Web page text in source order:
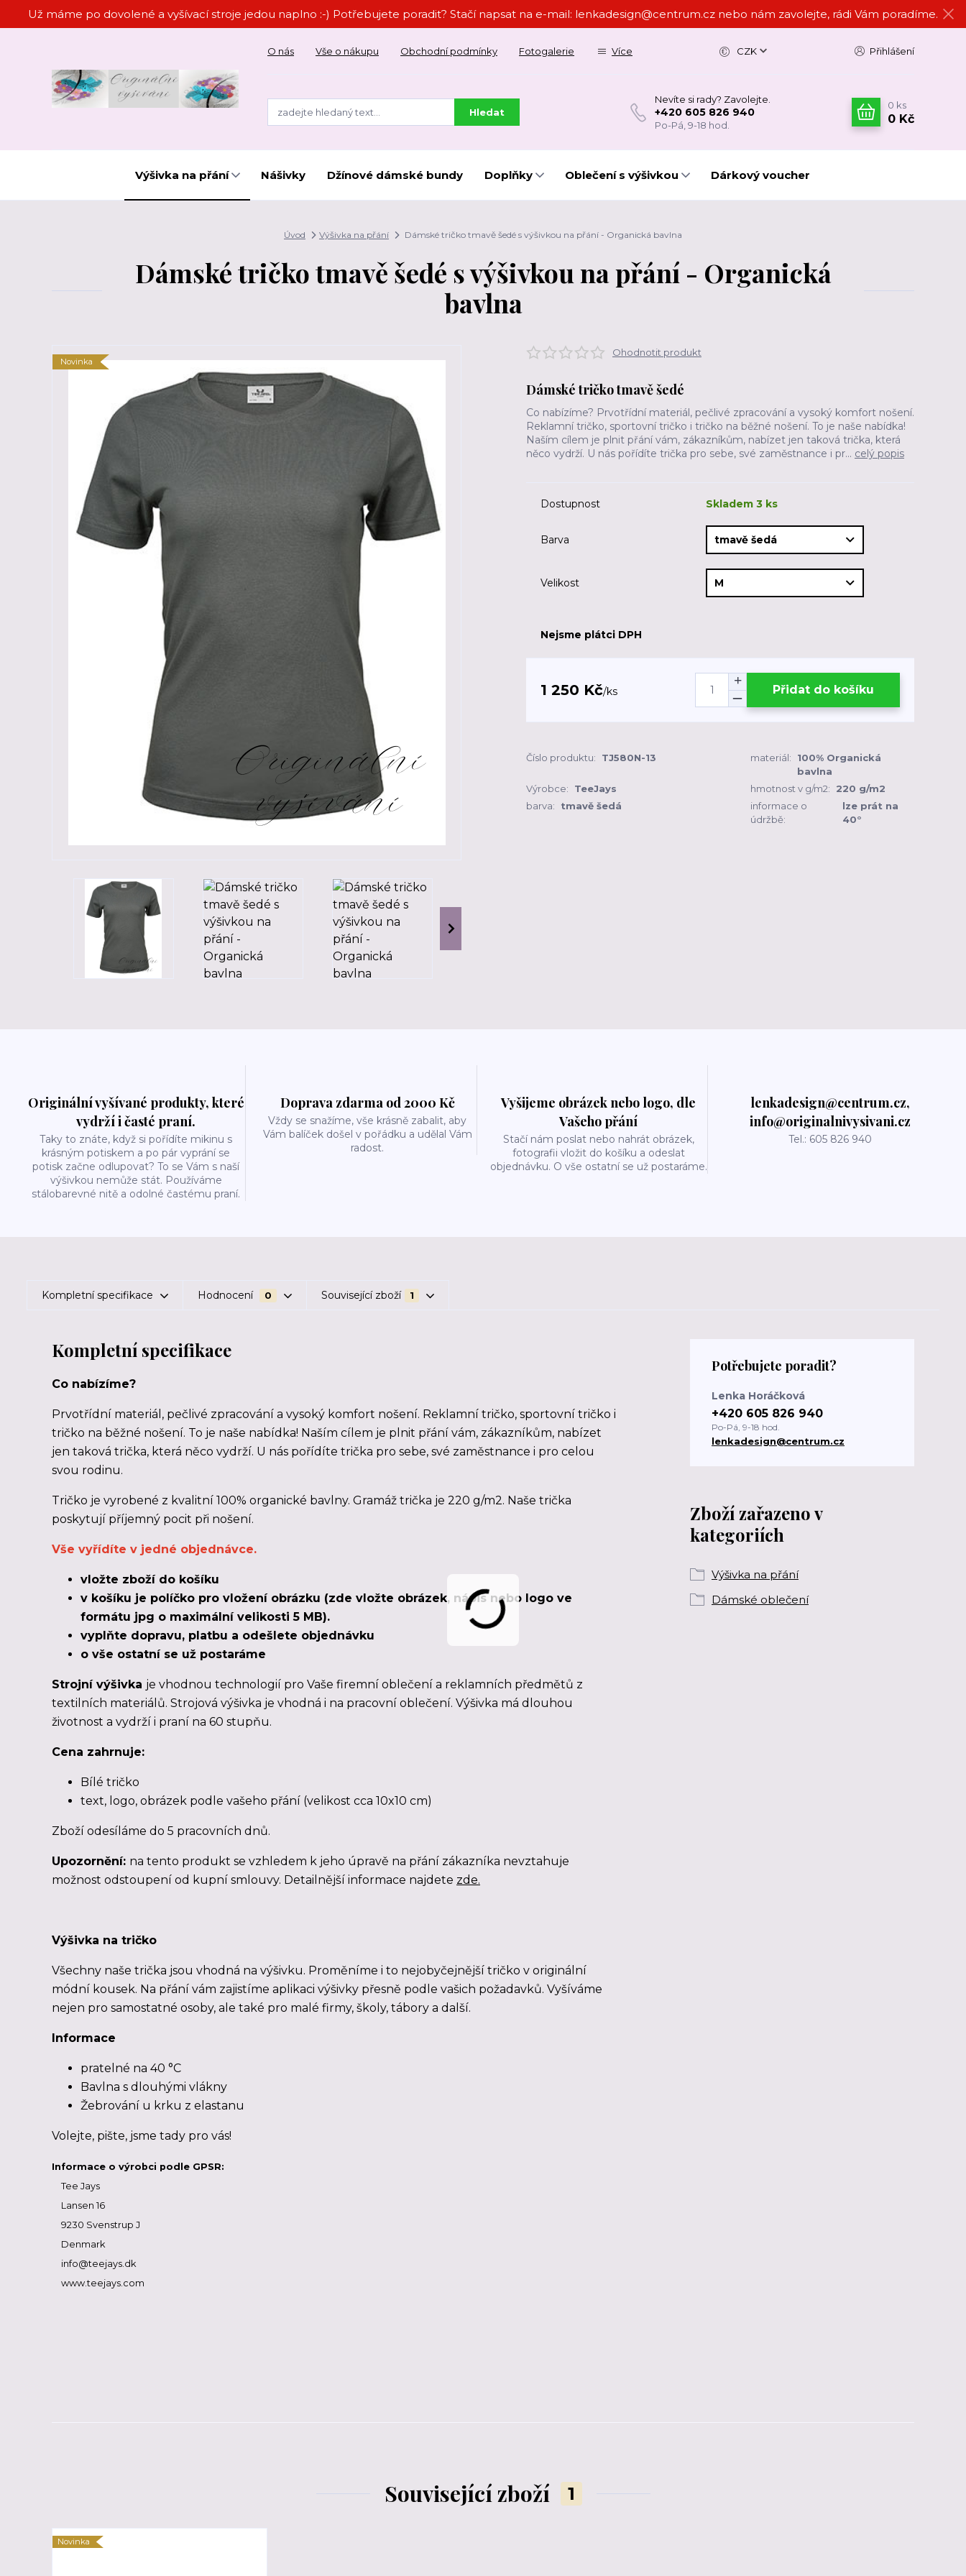
Už máme po dovolené a vyšívací stroje jedou naplno :-) Potřebujete poradit? Stačí napsat na e-mail: lenkadesign@centrum.cz nebo nám zavolejte, rádi Vám poradíme.
O nás Vše o nákupu Obchodní podmínky Fotogalerie Více CZK Přihlášení
Hledat
Nevíte si rady? Zavolejte.
+420 605 826 940
Po-Pá, 9-18 hod.
0 ks
0 Kč
Výšivka na přání Nášivky Džínové dámské bundy Doplňky Oblečení s výšivkou Dárkový voucher
Úvod Výšivka na přání Dámské tričko tmavě šedé s výšivkou na přání - Organická bavlna
Dámské tričko tmavě šedé s výšivkou na přání - Organická
bavlna
Novinka
Ohodnotit produkt
Dámské tričko tmavě šedé
Co nabízíme? Prvotřídní materiál, pečlivé zpracování a vysoký komfort nošení.
Reklamní tričko, sportovní tričko i tričko na běžné nošení. To je naše nabídka!
Naším cílem je plnit přání vám, zákazníkům, nabízet jen taková trička, která
něco vydrží. U nás pořídíte trička pro sebe, své zaměstnance i pr... celý popis
Dostupnost Skladem 3 ks
Barva
Velikost
Nejsme plátci DPH
1 250 Kč/ks Přidat do košíku
Číslo produktu: TJ580N-13 materiál:
100% Organická
bavlna
Výrobce:
TeeJays hmotnost v g/m2:
220 g/m2
barva:
tmavě šedá
informace o
údržbě:
lze prát na
40°
Originální vyšívané produkty, které
vydrží i časté praní.
Taky to znáte, když si pořídíte mikinu s
krásným potiskem a po pár vyprání se
potisk začne odlupovat? To se Vám s naší
výšivkou nemůže stát. Používáme
stálobarevné nitě a odolné častému praní.
Doprava zdarma od 2000 Kč
Vždy se snažíme, vše krásně zabalit, aby
Vám balíček došel v pořádku a udělal Vám
radost.
Vyšijeme obrázek nebo logo, dle
Vašeho přání
Stačí nám poslat nebo nahrát obrázek,
fotografii vložit do košíku a odeslat
objednávku. O vše ostatní se už postaráme.
lenkadesign@centrum.cz,
info@originalnivysivani.cz
Tel.: 605 826 940
Kompletní specifikace Hodnocení 0 Související zboží 1
Kompletní specifikace
Co nabízíme?
Prvotřídní materiál, pečlivé zpracování a vysoký komfort nošení. Reklamní tričko, sportovní tričko i
tričko na běžné nošení. To je naše nabídka! Naším cílem je plnit přání vám, zákazníkům, nabízet
jen taková trička, která něco vydrží. U nás pořídíte trička pro sebe, své zaměstnance i pro celou
svou rodinu.
Tričko je vyrobené z kvalitní 100% organické bavlny. Gramáž trička je 220 g/m2. Naše trička
poskytují příjemný pocit při nošení.
Vše vyřídíte v jedné objednávce.
vložte zboží do košíku
v košíku je políčko pro vložení obrázku (zde vložte obrázek, nápis nebo logo ve
formátu jpg o maximální velikosti 5 MB).
vyplňte dopravu, platbu a odešlete objednávku
o vše ostatní se už postaráme
Strojní výšivka je vhodnou technologií pro Vaše firemní oblečení a reklamních předmětů z
textilních materiálů. Strojová výšivka je vhodná i na pracovní oblečení. Výšivka má dlouhou
životnost a vydrží i praní na 60 stupňu.
Cena zahrnuje:
Bílé tričko
text, logo, obrázek podle vašeho přání (velikost cca 10x10 cm)
Zboží odesíláme do 5 pracovních dnů.
Upozornění: na tento produkt se vzhledem k jeho úpravě na přání zákazníka nevztahuje
možnost odstoupení od kupní smlouvy. Detailnější informace najdete zde.
Výšivka na tričko
Všechny naše trička jsou vhodná na výšivku. Proměníme i to nejobyčejnější tričko v originální
módní kousek. Na přání vám zajistíme aplikaci výšivky přesně podle vašich požadavků. Vyšíváme
nejen pro samostatné osoby, ale také pro malé firmy, školy, tábory a další.
Informace
pratelné na 40 °C
Bavlna s dlouhými vlákny
Žebrování u krku z elastanu
Volejte, pište, jsme tady pro vás!
Informace o výrobci podle GPSR:
Tee Jays
Lansen 16
9230 Svenstrup J
Denmark
info@teejays.dk
www.teejays.com
Zboží zařazeno v
kategoriích
Výšivka na přání
Dámské oblečení
Potřebujete poradit?
Lenka Horáčková
+420 605 826 940
Po-Pá, 9-18 hod.
lenkadesign@centrum.cz
Související zboží 1
Novinka